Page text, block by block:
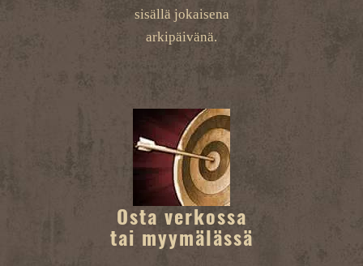
sisällä jokaisena
arkipäivänä.
Osta verkossa
tai myymälässä